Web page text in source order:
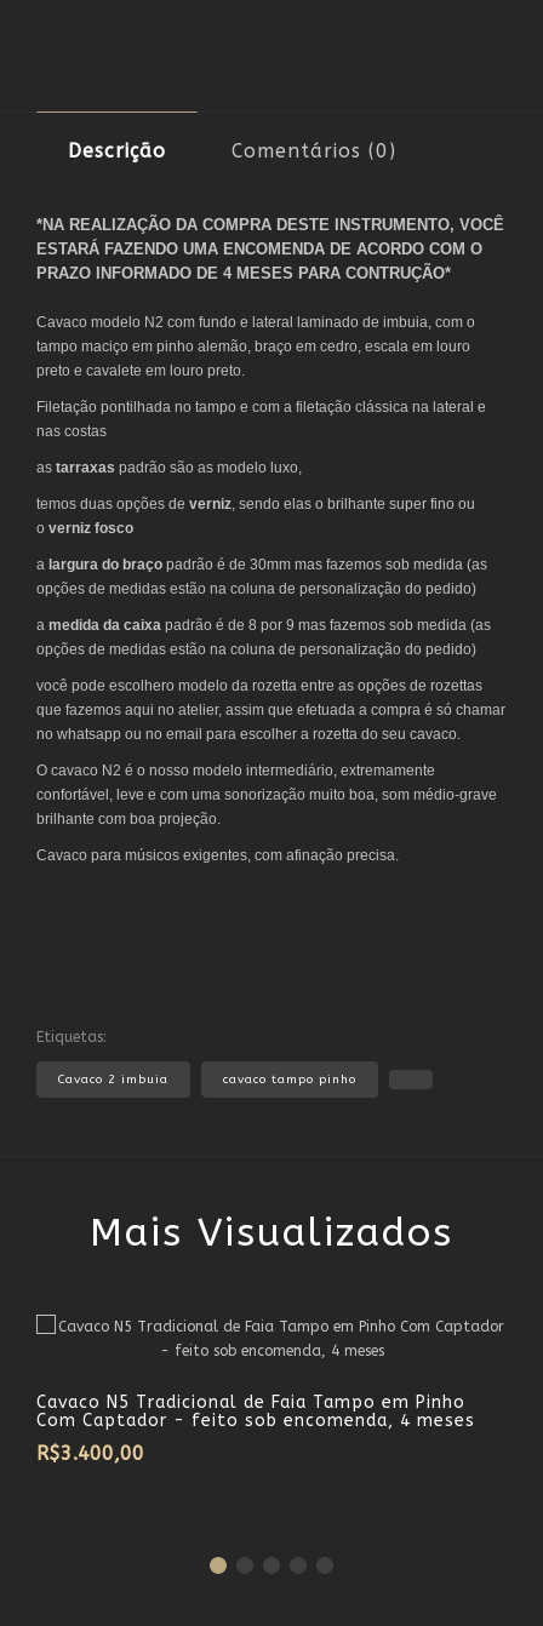
Descrição Comentários (0)
*NA REALIZAÇÃO DA COMPRA DESTE INSTRUMENTO, VOCÊ
ESTARÁ FAZENDO UMA ENCOMENDA DE ACORDO COM O
PRAZO INFORMADO DE 4 MESES PARA CONTRUÇÃO*
Cavaco modelo N2 com fundo e lateral laminado de imbuia, com o
tampo maciço em pinho alemão, braço em cedro, escala em louro
preto e cavalete em louro preto.
Filetação pontilhada no tampo e com a filetação clássica na lateral e
nas costas
as tarraxas padrão são as modelo luxo,
temos duas opções de verniz, sendo elas o brilhante super fino ou
o verniz fosco
a largura do braço padrão é de 30mm mas fazemos sob medida (as
opções de medidas estão na coluna de personalização do pedido)
a medida da caixa padrão é de 8 por 9 mas fazemos sob medida (as
opções de medidas estão na coluna de personalização do pedido)
você pode escolhero modelo da rozetta entre as opções de rozettas
que fazemos aqui no atelier, assim que efetuada a compra é só chamar
no whatsapp ou no email para escolher a rozetta do seu cavaco.
O cavaco N2 é o nosso modelo intermediário, extremamente
confortável, leve e com uma sonorização muito boa, som médio-grave
brilhante com boa projeção.
Cavaco para músicos exigentes, com afinação precisa.
Etiquetas:
Cavaco 2 imbuia cavaco tampo pinho
Mais Visualizados
Cavaco N5 Tradicional de Faia Tampo em Pinho
Com Captador - feito sob encomenda, 4 meses
R$3.400,00